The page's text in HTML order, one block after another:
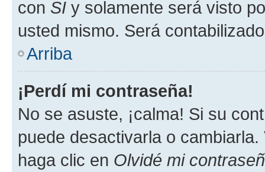
con SI y solamente será visto
usted mismo. Será
Arriba
¡Perdí mi contraseña!
No se asuste, ¡calma! Si su
puede desactivarla o
haga clic en Olvidé mi